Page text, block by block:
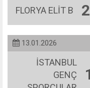
FLORYA ELİT B
13.01.2026
İSTANBUL
GENÇ